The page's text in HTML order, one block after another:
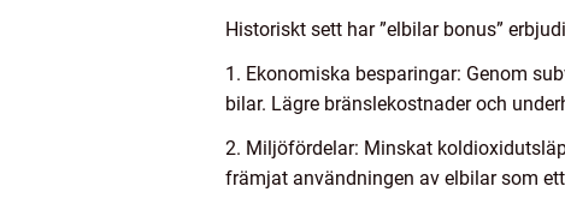
Historiskt sett har ”elbilar bonus”
1. Ekonomiska besparingar: Genom
bilar. Lägre bränslekostnader och
2. Miljöfördelar: Minskat
främjat användningen av elbilar som